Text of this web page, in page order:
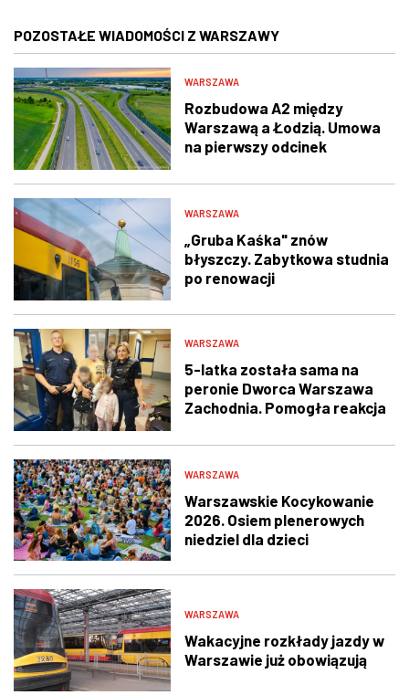
POZOSTAŁE WIADOMOŚCI Z WARSZAWY
WARSZAWA
Rozbudowa A2 między
Warszawą a Łodzią. Umowa
na pierwszy odcinek
WARSZAWA
„Gruba Kaśka" znów
błyszczy. Zabytkowa studnia
po renowacji
WARSZAWA
5-latka została sama na
peronie Dworca Warszawa
Zachodnia. Pomogła reakcja
WARSZAWA
Warszawskie Kocykowanie
2026. Osiem plenerowych
niedziel dla dzieci
WARSZAWA
Wakacyjne rozkłady jazdy w
Warszawie już obowiązują